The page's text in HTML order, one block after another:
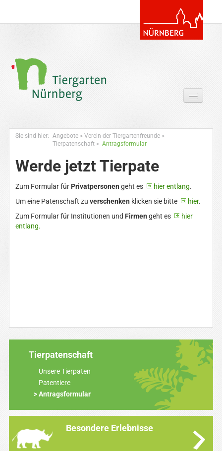
Entdecken
Zoowissen & Co
Angebote
Sie sind hier: Angebote> Verein der Tiergartenfreunde>
Tierpatenschaft> Antragsformular
Werde jetzt Tierpate
Zum Formular für Privatpersonen geht es hier entlang.
Um eine Patenschaft zu verschenken klicken sie bitte hier.
Zum Formular für Institutionen und Firmen geht es
hier
entlang.
Tierpatenschaft
Unsere Tierpaten
Patentiere
Antragsformular
Besondere Erlebnisse